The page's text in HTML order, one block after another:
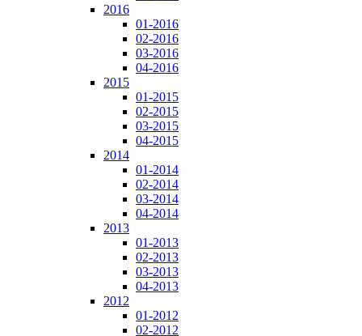
2016
01-2016
02-2016
03-2016
04-2016
2015
01-2015
02-2015
03-2015
04-2015
2014
01-2014
02-2014
03-2014
04-2014
2013
01-2013
02-2013
03-2013
04-2013
2012
01-2012
02-2012